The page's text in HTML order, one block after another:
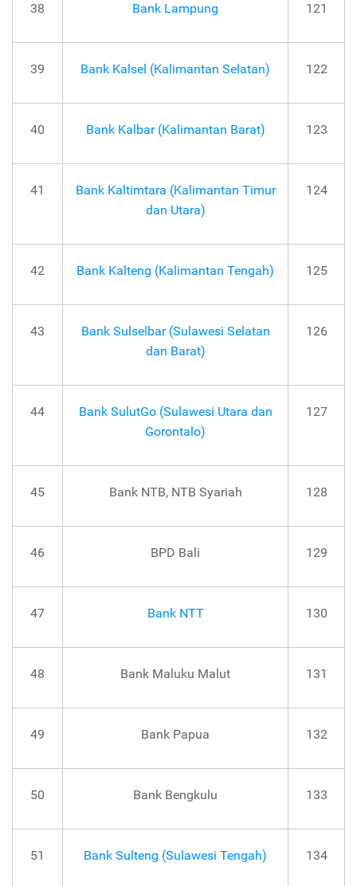
38 Bank Lampung 121
39 Bank Kalsel (Kalimantan Selatan) 122
40 Bank Kalbar (Kalimantan Barat) 123
41
Bank Kaltimtara (Kalimantan Timur
dan Utara)
124
42 Bank Kalteng (Kalimantan Tengah) 125
43
Bank Sulselbar (Sulawesi Selatan
dan Barat)
126
44
Bank SulutGo (Sulawesi Utara dan
Gorontalo)
127
45 Bank NTB, NTB Syariah 128
46 BPD Bali 129
47 Bank NTT 130
48 Bank Maluku Malut 131
49 Bank Papua 132
50 Bank Bengkulu 133
51 Bank Sulteng (Sulawesi Tengah) 134